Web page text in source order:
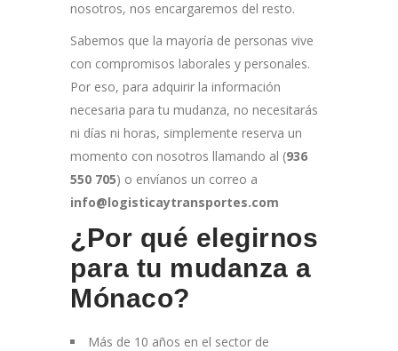
nosotros, nos encargaremos del resto.
Sabemos que la mayoría de personas vive
con compromisos laborales y personales.
Por eso, para adquirir la información
necesaria para tu mudanza, no necesitarás
ni días ni horas, simplemente reserva un
momento con nosotros llamando al (936
550 705) o envíanos un correo a
info@logisticaytransportes.com
¿Por qué elegirnos
para tu mudanza a
Mónaco?
Más de 10 años en el sector de